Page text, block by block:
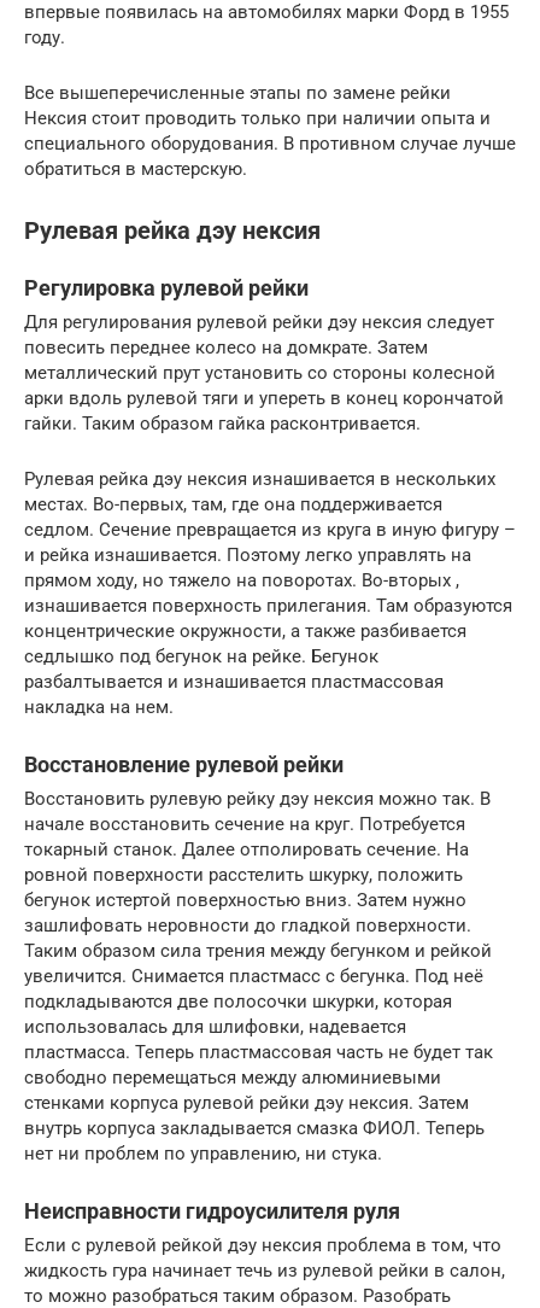
впервые появилась на автомобилях марки Форд в 1955
году.
Все вышеперечисленные этапы по замене рейки
Нексия стоит проводить только при наличии опыта и
специального оборудования. В противном случае лучше
обратиться в мастерскую.
Рулевая рейка дэу нексия
Регулировка рулевой рейки
Для регулирования рулевой рейки дэу нексия следует
повесить переднее колесо на домкрате. Затем
металлический прут установить со стороны колесной
арки вдоль рулевой тяги и упереть в конец корончатой
гайки. Таким образом гайка расконтривается.
Рулевая рейка дэу нексия изнашивается в нескольких
местах. Во-первых, там, где она поддерживается
седлом. Сечение превращается из круга в иную фигуру –
и рейка изнашивается. Поэтому легко управлять на
прямом ходу, но тяжело на поворотах. Во-вторых ,
изнашивается поверхность прилегания. Там образуются
концентрические окружности, а также разбивается
седлышко под бегунок на рейке. Бегунок
разбалтывается и изнашивается пластмассовая
накладка на нем.
Восстановление рулевой рейки
Восстановить рулевую рейку дэу нексия можно так. В
начале восстановить сечение на круг. Потребуется
токарный станок. Далее отполировать сечение. На
ровной поверхности расстелить шкурку, положить
бегунок истертой поверхностью вниз. Затем нужно
зашлифовать неровности до гладкой поверхности.
Таким образом сила трения между бегунком и рейкой
увеличится. Снимается пластмасс с бегунка. Под неё
подкладываются две полосочки шкурки, которая
использовалась для шлифовки, надевается
пластмасса. Теперь пластмассовая часть не будет так
свободно перемещаться между алюминиевыми
стенками корпуса рулевой рейки дэу нексия. Затем
внутрь корпуса закладывается смазка ФИОЛ. Теперь
нет ни проблем по управлению, ни стука.
Неисправности гидроусилителя руля
Если с рулевой рейкой дэу нексия проблема в том, что
жидкость гура начинает течь из рулевой рейки в салон,
то можно разобраться таким образом. Разобрать